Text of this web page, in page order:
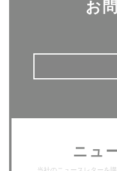
お
ニュ